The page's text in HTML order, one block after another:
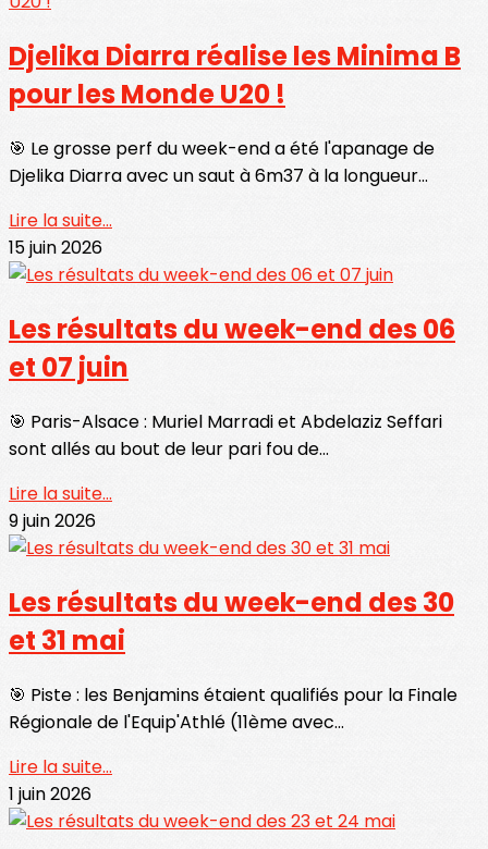
Djelika Diarra réalise les Minima B
pour les Monde U20 !
🎯 Le grosse perf du week-end a été l'apanage de
Djelika Diarra avec un saut à 6m37 à la longueur...
Lire la suite...
15 juin 2026
Les résultats du week-end des 06
et 07 juin
🎯 Paris-Alsace : Muriel Marradi et Abdelaziz Seffari
sont allés au bout de leur pari fou de...
Lire la suite...
9 juin 2026
Les résultats du week-end des 30
et 31 mai
🎯 Piste : les Benjamins étaient qualifiés pour la Finale
Régionale de l'Equip'Athlé (11ème avec...
Lire la suite...
1 juin 2026